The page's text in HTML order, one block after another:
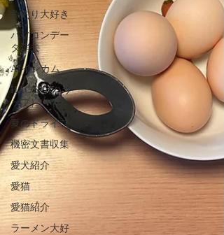
魚釣り大好き
パソコンデー
タ消去
AIインカム
HACCP（ハサ
ップ）
夏のドライブ
機密文書収集
愛犬紹介
愛猫
愛猫紹介
ラーメン大好